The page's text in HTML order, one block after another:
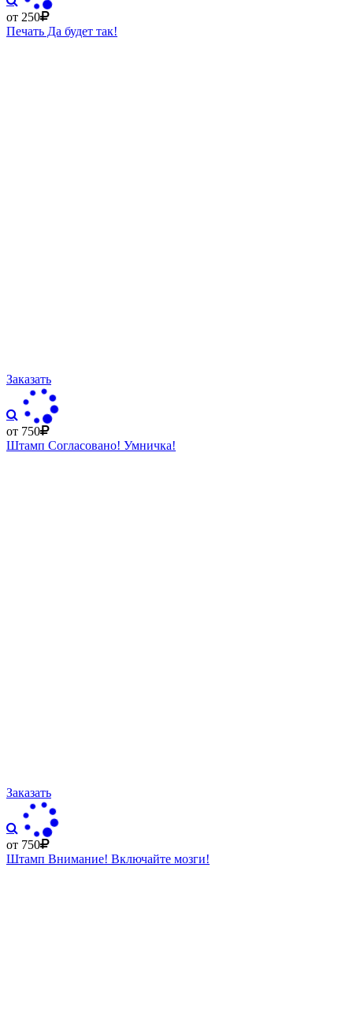
от 250
Печать Да будет так!
Заказать
от 750
Штамп Согласовано! Умничка!
Заказать
от 750
Штамп Внимание! Включайте мозги!